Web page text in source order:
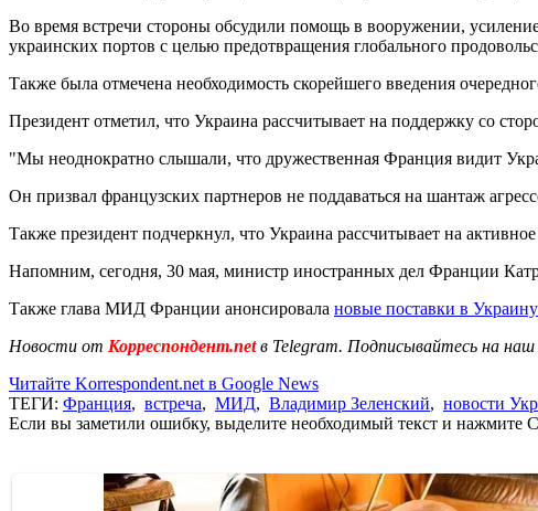
Во время встречи стороны обсудили помощь в вооружении,
украинских портов с целью предотвращения глобального
Также была отмечена необходимость скорейшего введения
Президент отметил, что Украина рассчитывает на поддержку со
"Мы неоднократно слышали, что дружественная Франция видит
Он призвал французских партнеров не поддаваться на шантаж
Также президент подчеркнул, что Украина рассчитывает на
Напомним, сегодня, 30 мая, министр иностранных дел Франции
Также глава МИД Франции анонсировала новые поставки в
Новости от Корреспондент.netв Telegram. Подписывайтесь на наш
Читайте Korrespondent.net в Google News
ТЕГИ: Франция, встреча, МИД, Владимир Зеленский, новости
Если вы заметили ошибку, выделите необходимый текст и нажмите